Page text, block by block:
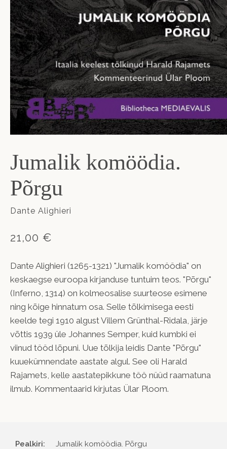
Jumalik komöödia.
Põrgu
Dante Alighieri
21,00 €
Dante Alighieri (1265-1321) "Jumalik komöödia" on
keskaegse euroopa kirjanduse tuntuim teos. "Põrgu"
(Inferno, 1314) on kolmeosalise suurteose esimene
ning kõige hinnatum osa. Selle tõlkimisega eesti
keelde tegi 1910 algust Villem Grünthal-Ridala, järje
võttis 1939 üle Johannes Semper, kuid kumbki ei
viinud tööd lõpuni. Uue tõlkija leidis Dante "Põrgu"
kuuekümnendate aastate algul. See oli Harald
Rajamets, kelle aastatepikkune töö nüüd raamatuna
ilmub. Kommentaarid kirjutas Ülar Ploom.
Pealkiri:
Jumalik komöödia. Põrgu